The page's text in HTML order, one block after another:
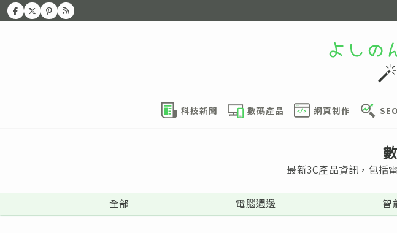
科技新聞 數碼產品 網頁制作 SEO
最新3C產品資訊，包括
全部 電腦週邊 智